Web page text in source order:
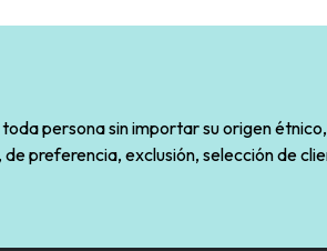
persona sin importar su origen
preferencia, exclusión, selección de